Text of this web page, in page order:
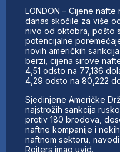
FINANSIJE
IZ STRANIH MEDIJA
AKTIVNOSTI
SWOT INTERVJU
UČLANI SE
KONTAKT
LONDON – Cijene
danas skočile za više
nivo od oktobra, pošto
potencijalne
novih američkih
berzi, cijena sirove
4,51 odsto na 77,136
4,29 odsto na 80,222
Sjedinjene Američke
najstrožih sankcija
protiv 180 brodova,
naftne kompanije i
naftnom sektoru,
Rojters imao uvid.